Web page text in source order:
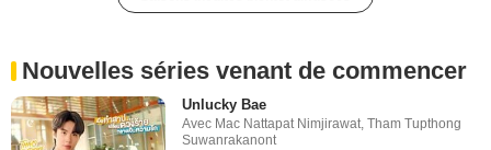
Nouvelles séries venant de commencer
Unlucky Bae
Avec Mac Nattapat Nimjirawat,Tham Tupthong
Suwanrakanont